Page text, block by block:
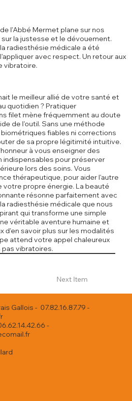
l'Abbé Mermet plane sur nos
la justesse et le dévouement.
radiesthésie médicale a été
avec respect. Un retour aux
vibratoire.
le meilleur allié de votre santé et
quotidien ? Pratiquer
filet mène fréquemment au doute
de l'outil. Sans une méthode
fiables ni corrections
de sa propre légitimité intuitive.
à vous enseigner des
pour préserver
lors des soins. Vous
thérapeutique, pour aider l'autre
votre propre énergie. La beauté
résonne parfaitement avec
radiesthésie médicale que nous
qui transforme une simple
véritable aventure humaine et
d'en savoir plus sur les modalités
attend votre appel chaleureux
vibratoires.
Next Item
Gallois - 07.82.16.87.79 -
-